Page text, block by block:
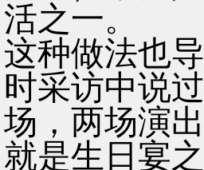
活之一。
这种做法也
时采访中说
场，两场演
就是生日宴